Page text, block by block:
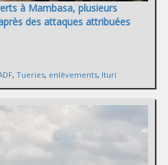
à Mambasa, plusieurs
des attaques attribuées
, Tueries, enlèvements, Ituri